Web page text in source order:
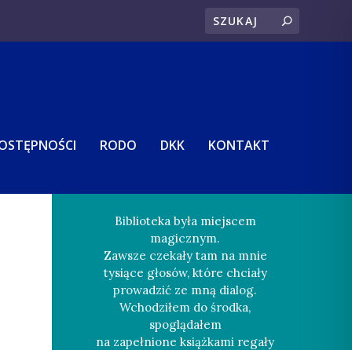
RODO DKK KONTAKT
Biblioteka była miejscem
magicznym.
Zawsze czekały tam na mnie
tysiące głosów, które chciały
prowadzić ze mną dialog.
Wchodziłem do środka,
spoglądałem
na zapełnione książkami regały